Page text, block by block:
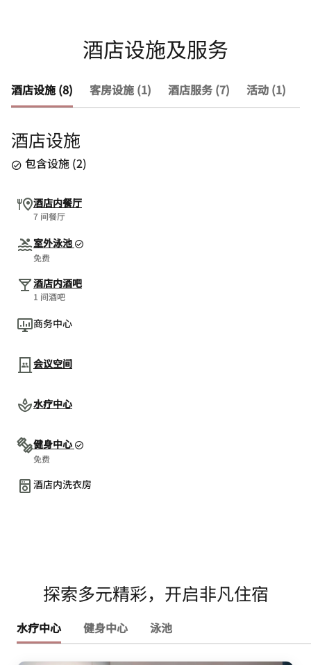
酒店设施及服务
酒店设施 (8) 客房设施 (1) 酒店服务 (7) 活动 (1)
酒店设施
包含设施 (2)
酒店内餐厅
7 间餐厅
室外泳池
免费
酒店内酒吧
1 间酒吧
商务中心
会议空间
水疗中心
健身中心
免费
酒店内洗衣房
探索多元精彩，开启非凡住宿
水疗中心 健身中心 泳池